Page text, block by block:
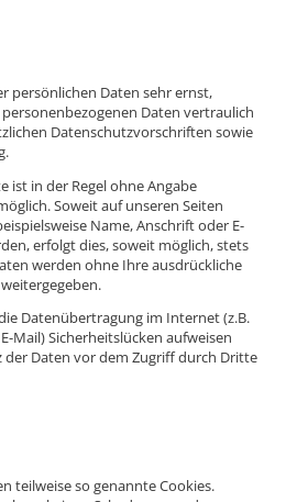
persönlichen Daten sehr ernst,
Daten vertraulich
Datenschutzvorschriften sowie
ist in der Regel ohne Angabe
Soweit auf unseren Seiten
Name, Anschrift oder E-
erfolgt dies, soweit möglich, stets
werden ohne Ihre ausdrückliche
Datenübertragung im Internet (z.B.
Mail) Sicherheitslücken aufweisen
der Daten vor dem Zugriff durch Dritte
teilweise so genannte Cookies.